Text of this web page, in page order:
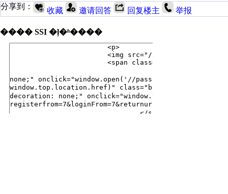
分享到：
收藏 邀请回答 回复楼主 举报
���� SSI �ļ�ʱ����